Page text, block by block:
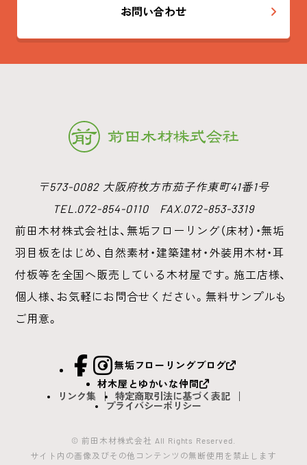
お問い合わせ
〒573-0082 大阪府枚方市茄子作東町41番1号
TEL.072-854-0110 FAX.072-853-3319
前田木材株式会社は、無垢フローリング（床材）・無垢
羽目板をはじめ、 自然素材・建築建材・外装用木材・耳
付板等を全国へ販売している木材屋です。 施工店様、
個人様、お気軽にお問合せください。無料サンプルも
ご用意。
facebook
Instagram
無垢フローリングブログ
材木屋とゆかいな仲間
リンク集
特定商取引法に基づく表記
プライバシーポリシー
© 前田木材株式会社 All Rights Reserved.
サイト内の画像及びその他コンテンツの無断使用を禁止します